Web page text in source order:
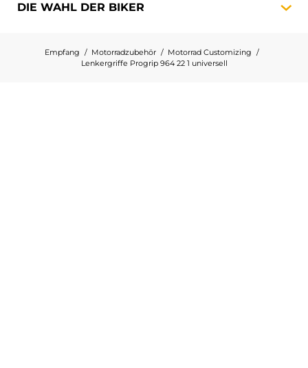
DIE WAHL DER BIKER
Empfang Motorradzubehör
Motorrad Customizing
Lenkergriffe Progrip 964 22 1 universell